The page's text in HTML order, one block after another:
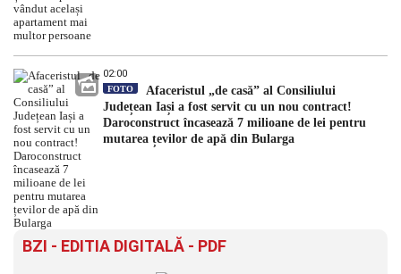
02:00
FOTO
Afaceristul „de casă” al Consiliului
Județean Iași a fost servit cu un nou contract!
Daroconstruct încasează 7 milioane de lei pentru
mutarea țevilor de apă din Bularga
BZI - EDITIA DIGITALĂ - PDF